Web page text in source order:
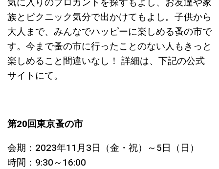
族とピクニック気分で出かけてもよし。子供から
大人まで、みんなでハッピーに楽しめる蚤の市で
す。今まで蚤の市に行ったことのない人もきっと
楽しめること間違いなし！ 詳細は、下記の公式
サイトにて。
第20回東京蚤の市
会期：2023年11月3日（金・祝）～5日（日）
時間：9:30～16:00